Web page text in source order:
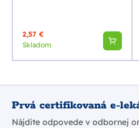
2,57 €
Skladom
Prvá certifikovaná e-
Nájdite odpovede v odbornej